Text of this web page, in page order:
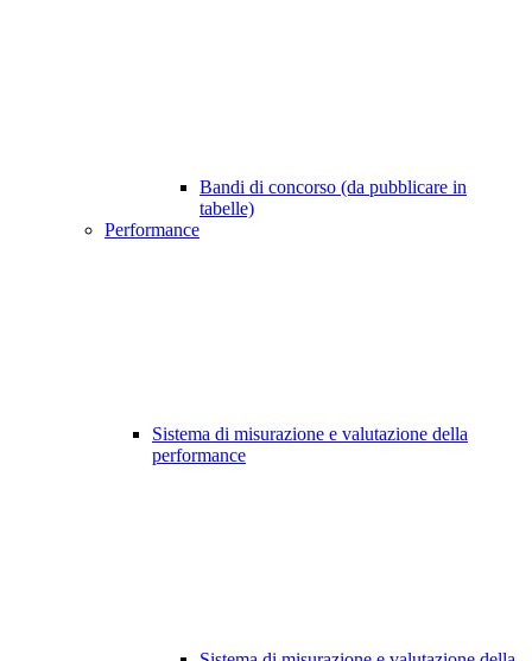
Bandi di concorso (da pubblicare in
tabelle)
Performance
Sistema di misurazione e valutazione della
performance